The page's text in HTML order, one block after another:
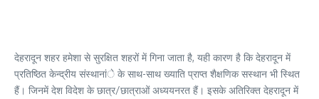
देहरादून शहर हमेशा से सुरक्षित शहरों में गिना जाता है, यही कारण है कि देहरादून में
प्रतिष्ठित केन्द्रीय संस्थानांे के साथ-साथ ख्याति प्राप्त शैक्षणिक सस्थान भी स्थित
हैं। जिनमें देश विदेश के छात्र/छात्राओं अध्ययनरत हैं। इसके अतिरिक्त देहरादून में